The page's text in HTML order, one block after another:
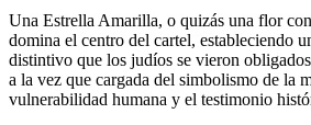
Una Estrella Amarilla, o quizás una flor
domina el centro del cartel, estableciendo
distintivo que los judíos se vieron
a la vez que cargada del simbolismo de la
vulnerabilidad humana y el testimonio